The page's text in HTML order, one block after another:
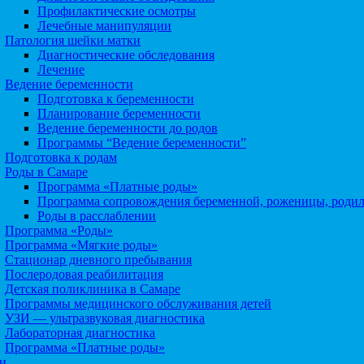
Профилактические осмотры
Лечебные манипуляции
Патология шейки матки
Диагностические обследования
Лечение
Ведение беременности
Подготовка к беременности
Планирование беременности
Ведение беременности до родов
Программы “Ведение беременности”
Подготовка к родам
Роды в Самаре
Программа «Платные роды»
Программа сопровождения беременной, роженицы,
Роды в расслаблении
Программа «Роды»
Программа «Мягкие роды»
Стационар дневного пребывания
Послеродовая реабилитация
Детская поликлиника в Самаре
Программы медицинского обслуживания детей
УЗИ — ультразвуковая диагностика
Лабораторная диагностика
Программа «Платные роды»